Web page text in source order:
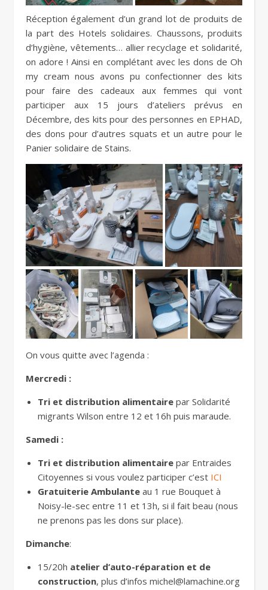
Réception également d’un grand lot de produits de
la part des Hotels solidaires. Chaussons, produits
d’hygiène, vêtements… allier recyclage et solidarité,
on adore ! Ainsi en complétant avec les dons de Oh
my cream nous avons pu confectionner des kits
pour faire des cadeaux aux femmes qui vont
participer aux 15 jours d’ateliers prévus en
Décembre, des kits pour des personnes en EPHAD,
des dons pour d’autres squats et un autre pour le
Panier solidaire de Stains.
On vous quitte avec l’agenda :
Mercredi :
Tri et distribution alimentaire par Solidarité
migrants Wilson entre 12 et 16h puis maraude.
Samedi :
Tri et distribution alimentaire par Entraides
Citoyennes si vous voulez participer c’est ICI
Gratuiterie Ambulante au 1 rue Bouquet à
Noisy-le-sec entre 11 et 13h, si il fait beau (nous
ne prenons pas les dons sur place).
Dimanche:
15/20h atelier d’auto-réparation et de
construction, plus d’infos michel@lamachine.org